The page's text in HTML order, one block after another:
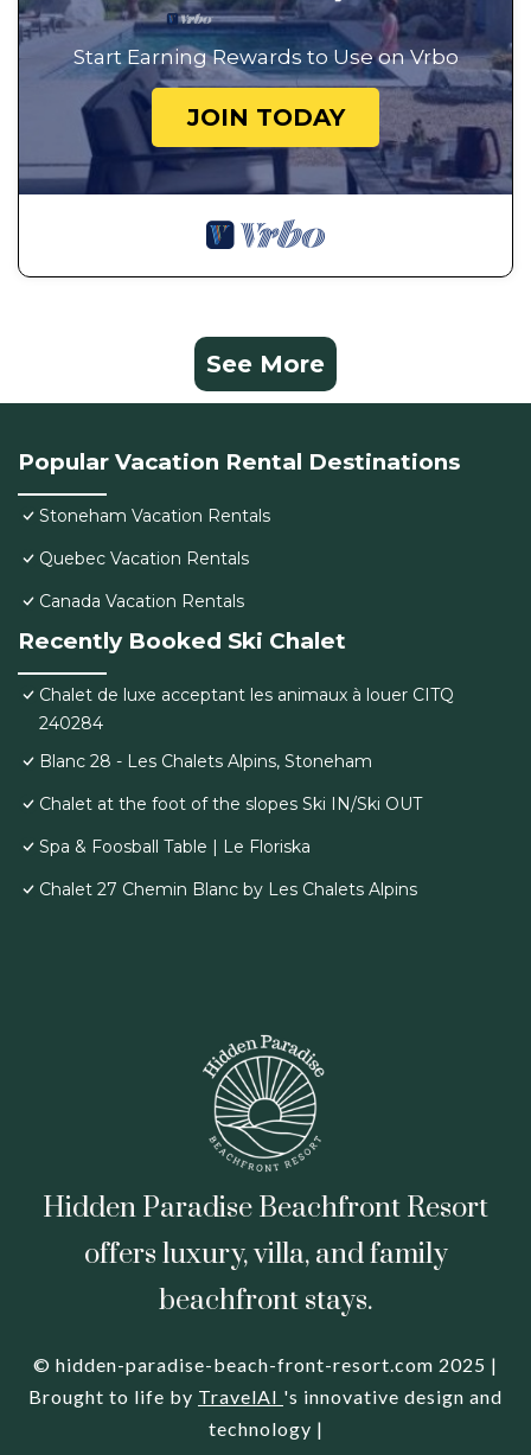
Start Earning Rewards to Use on Vrbo
JOIN TODAY
See More
Popular Vacation Rental Destinations
Stoneham Vacation Rentals
Quebec Vacation Rentals
Canada Vacation Rentals
Recently Booked Ski Chalet
Chalet de luxe acceptant les animaux à louer CITQ
240284
Blanc 28 - Les Chalets Alpins, Stoneham
Chalet at the foot of the slopes Ski IN/Ski OUT
Spa & Foosball Table | Le Floriska
Chalet 27 Chemin Blanc by Les Chalets Alpins
Hidden Paradise Beachfront Resort
offers luxury, villa, and family
beachfront stays.
© hidden-paradise-beach-front-resort.com 2025 |
Brought to life by TravelAI 's innovative design and
technology |